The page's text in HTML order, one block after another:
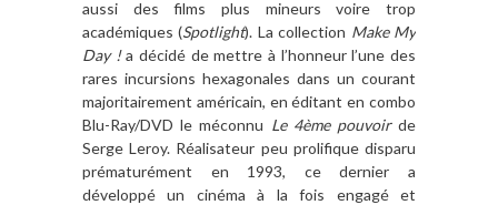
aussi des films plus mineurs voire trop
académiques (Spotlight). La collection Make My
Day !a décidé de mettreà l’honneur l’une des
rares incursions hexagonales dans un courant
majoritairement américain, en éditant en combo
Blu-Ray/DVD le méconnu Le 4èmepouvoirde
Serge Leroy. Réalisateur peu prolifique disparu
prématurément en 1993, ce dernier a
développéun cinémaà la fois engagé et